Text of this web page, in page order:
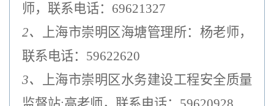
师，联系电话：69621327
2、
上海市崇明区海塘管理所：杨老师，
联系电话：59622620
3、
上海市崇明区水务建设工程安全质量